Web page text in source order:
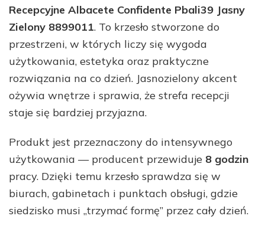
Recepcyjne Albacete Confidente Pbali39 Jasny
Zielony 8899011. To krzesło stworzone do
przestrzeni, w których liczy się wygoda
użytkowania, estetyka oraz praktyczne
rozwiązania na co dzień. Jasnozielony akcent
ożywia wnętrze i sprawia, że strefa recepcji
staje się bardziej przyjazna.
Produkt jest przeznaczony do intensywnego
użytkowania — producent przewiduje 8 godzin
pracy. Dzięki temu krzesło sprawdza się w
biurach, gabinetach i punktach obsługi, gdzie
siedzisko musi „trzymać formę” przez cały dzień.